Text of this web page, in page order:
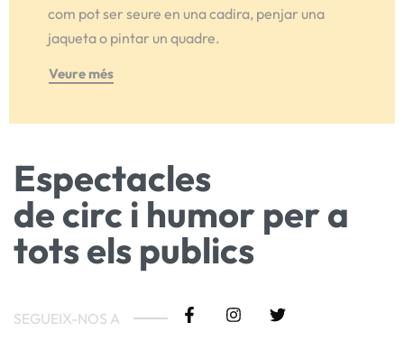
Espectacles
decirc i humor per a
tots els publics
SEGUEIX-NOS A
com pot ser seure en una cadira, penjar una
jaqueta o pintar un quadre.
Veure més